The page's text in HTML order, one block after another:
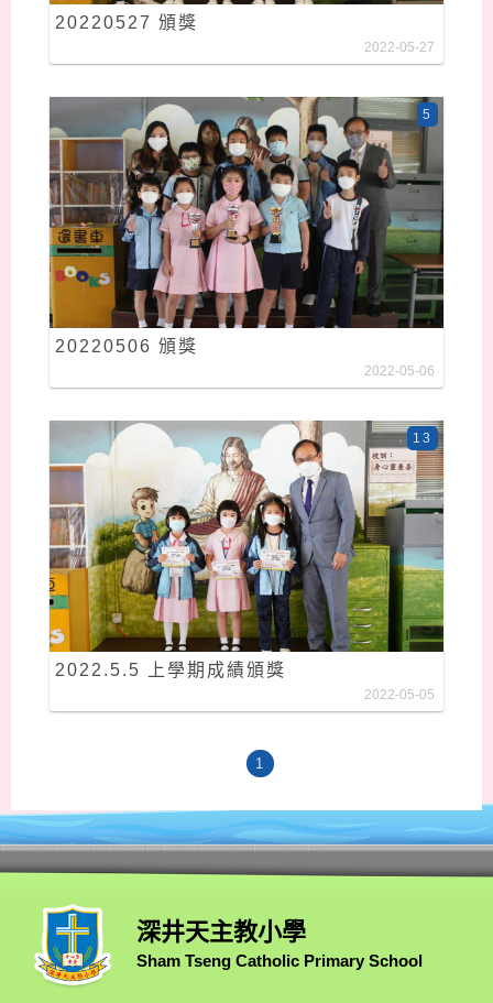
20220527 頒獎
2022-05-27
20220506 頒獎
5
2022-05-06
2022.5.5 上學期成績頒獎
13
2022-05-05
1
深井天主教小學
Sham Tseng Catholic Primary School